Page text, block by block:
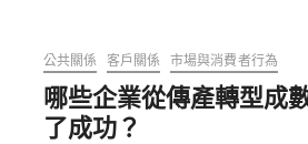
公共關係 客戶關係 市場與消費者行為
哪些企業從傳產轉型成
了成功？